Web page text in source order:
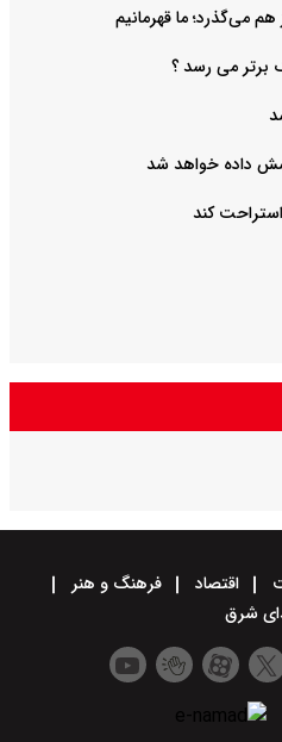
می‌گذرد؛ ما قهرمانیم
برتر می رسد ؟
کند
اقتصاد
فرهنگ و هنر
شرق